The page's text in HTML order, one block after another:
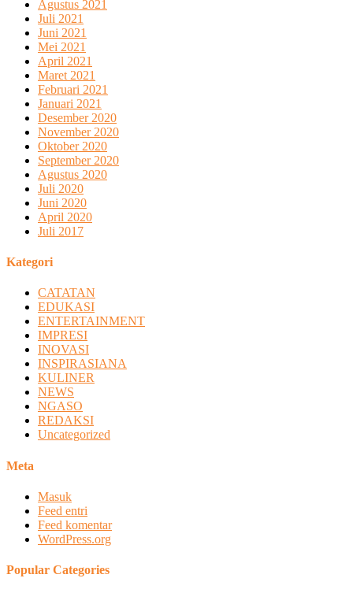
Agustus 2021
Juli 2021
Juni 2021
Mei 2021
April 2021
Maret 2021
Februari 2021
Januari 2021
Desember 2020
November 2020
Oktober 2020
September 2020
Agustus 2020
Juli 2020
Juni 2020
April 2020
Juli 2017
Kategori
CATATAN
EDUKASI
ENTERTAINMENT
IMPRESI
INOVASI
INSPIRASIANA
KULINER
NEWS
NGASO
REDAKSI
Uncategorized
Meta
Masuk
Feed entri
Feed komentar
WordPress.org
Popular Categories